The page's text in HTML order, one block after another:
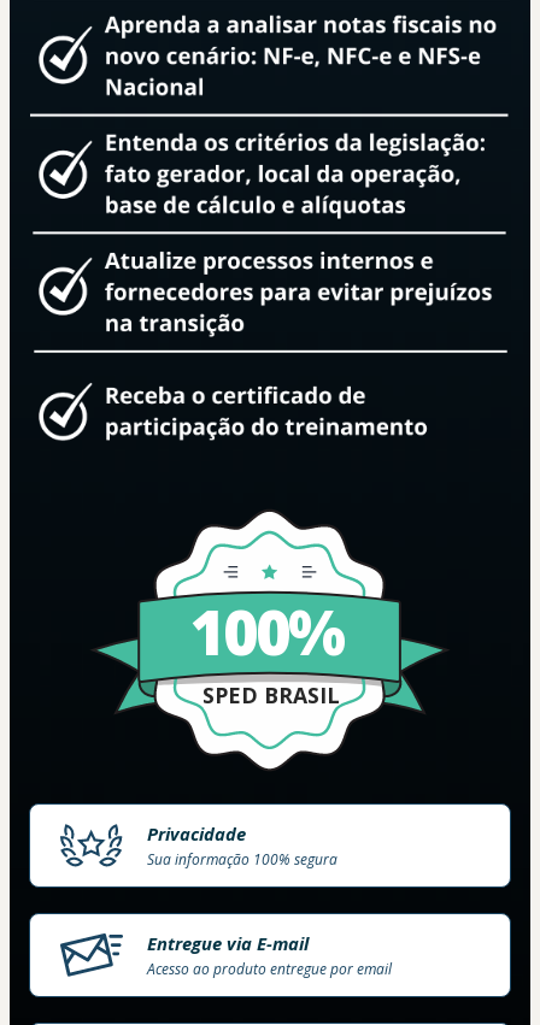
100%
SPED BRASIL
Privacidade
Sua informação 100% segura
Entregue via E-mail
Acesso ao produto entregue por email